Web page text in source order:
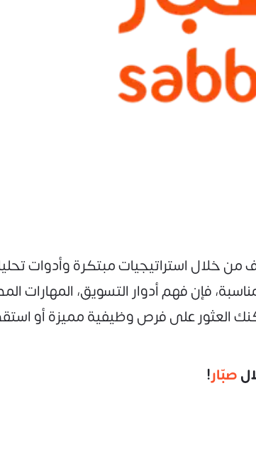
من خلال استراتيجيات مبتكرة وأدوات
فإن فهم أدوار التسويق، المهارات
العثور على فرص وظيفية مميزة أو
صبّار!